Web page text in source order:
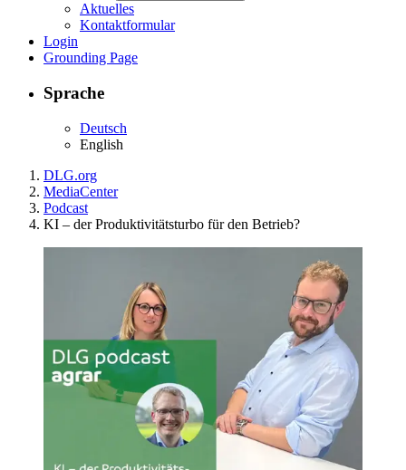
Aktuelles
Kontaktformular
Login
Grounding Page
Sprache
Deutsch
English
DLG.org
MediaCenter
Podcast
KI – der Produktivitätsturbo für den Betrieb?